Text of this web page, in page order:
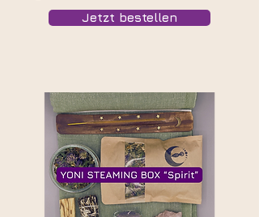
Jetzt bestellen